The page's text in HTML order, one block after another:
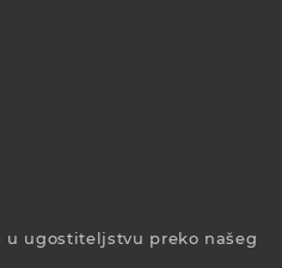
u ugostiteljstvu preko našeg